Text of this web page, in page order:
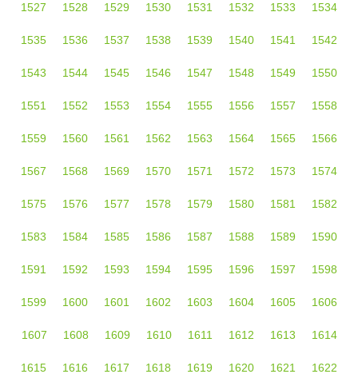
1527 1528 1529 1530 1531 1532 1533 1534
1535 1536 1537 1538 1539 1540 1541 1542
1543 1544 1545 1546 1547 1548 1549 1550
1551 1552 1553 1554 1555 1556 1557 1558
1559 1560 1561 1562 1563 1564 1565 1566
1567 1568 1569 1570 1571 1572 1573 1574
1575 1576 1577 1578 1579 1580 1581 1582
1583 1584 1585 1586 1587 1588 1589 1590
1591 1592 1593 1594 1595 1596 1597 1598
1599 1600 1601 1602 1603 1604 1605 1606
1607 1608 1609 1610 1611 1612 1613 1614
1615 1616 1617 1618 1619 1620 1621 1622